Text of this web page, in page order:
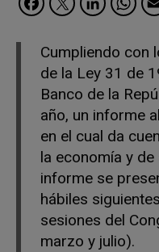
Cumpliendo con
de la Ley 31 de
Banco de la
año, un informe
en el cual da
la economía y
informe se
hábiles
sesiones del
marzo y julio).